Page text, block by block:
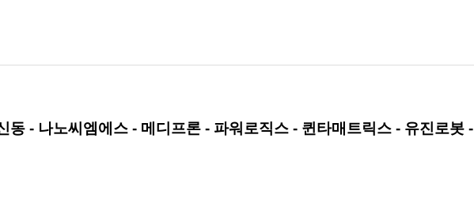
동 - 나노씨엠에스 - 메디프론 - 파워로직스 - 퀸타매트릭스 - 유진로봇 -